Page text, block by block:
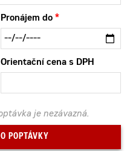
Pronájem do
Orientační cena s DPH
je nezávazná.
POPTÁVKY